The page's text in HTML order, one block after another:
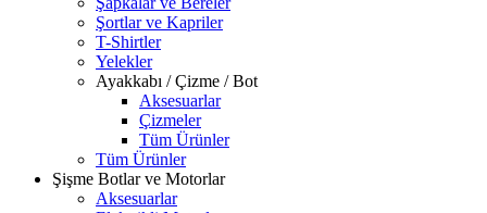
Şortlar ve Kapriler
T-Shirtler
Yelekler
Ayakkabı / Çizme / Bot
Aksesuarlar
Çizmeler
Tüm Ürünler
Tüm Ürünler
Şişme Botlar ve Motorlar
Aksesuarlar